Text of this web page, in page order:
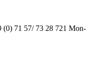
(0) 71 57/ 73 28 721 Mon-